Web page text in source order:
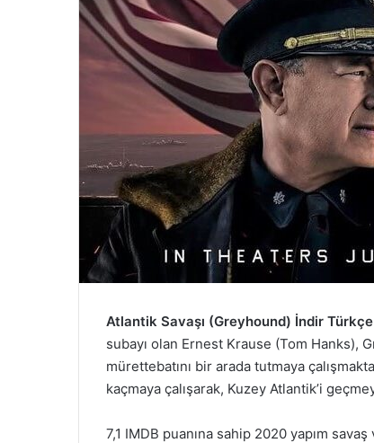
Atlantik Savaşı (Greyhound) İndir Türkçe
subayı olan Ernest Krause (Tom Hanks),
mürettebatını bir arada tutmaya
kaçmaya çalışarak, Kuzey Atlantik’i
7,1 IMDB puanına sahip 2020 yapım